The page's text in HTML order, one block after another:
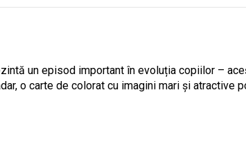
un episod important în evoluția copiilor –
o carte de colorat cu imagini mari și atractive